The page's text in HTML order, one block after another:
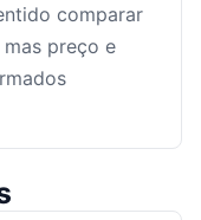
comparar
preço e